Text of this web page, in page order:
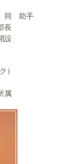
同 助手
長
設
）
属